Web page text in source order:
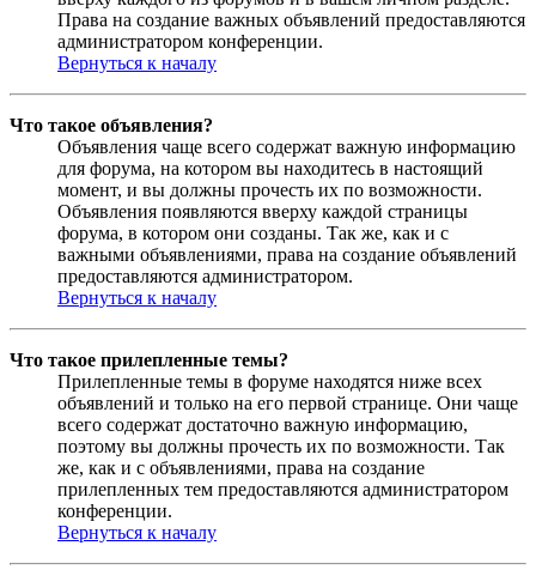
Права на создание важных объявлений предоставляются
администратором конференции.
Вернуться к началу
Что такое объявления?
Объявления чаще всего содержат важную информацию
для форума, на котором вы находитесь в настоящий
момент, и вы должны прочесть их по возможности.
Объявления появляются вверху каждой страницы
форума, в котором они созданы. Так же, как и с
важными объявлениями, права на создание объявлений
предоставляются администратором.
Вернуться к началу
Что такое прилепленные темы?
Прилепленные темы в форуме находятся ниже всех
объявлений и только на его первой странице. Они чаще
всего содержат достаточно важную информацию,
поэтому вы должны прочесть их по возможности. Так
же, как и с объявлениями, права на создание
прилепленных тем предоставляются администратором
конференции.
Вернуться к началу